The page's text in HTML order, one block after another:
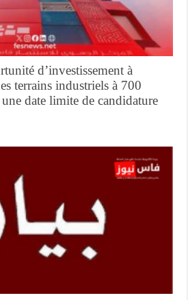
d’investissement à
terrains industriels à 700
date limite de candidature